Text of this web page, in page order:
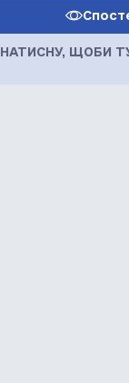
НАТИСНУ, ЩОБИ